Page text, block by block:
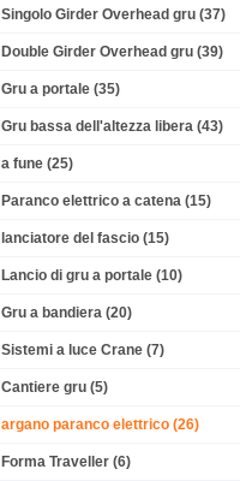
Singolo Girder Overhead gru (37)
Double Girder Overhead gru (39)
Gru a portale (35)
Gru bassa dell'altezza libera (43)
a fune (25)
Paranco elettrico a catena (15)
lanciatore del fascio (15)
Lancio di gru a portale (10)
Gru a bandiera (20)
Sistemi a luce Crane (7)
Cantiere gru (5)
argano paranco elettrico (26)
Forma Traveller (6)